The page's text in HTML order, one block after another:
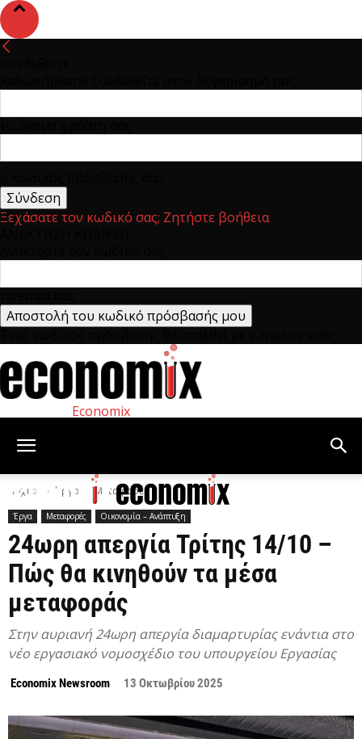
Ξεχάσατε τον κωδικό σας; Ζητήστε βοήθεια
Economix
Αρχική Έργα Μεταφορές
Έργα Μεταφορές Οικονομία – Ανάπτυξη
24ωρη απεργία Τρίτης 14/10 –
Πώς θα κινηθούν τα μέσα
μεταφοράς
Στην αυριανή 24ωρη απεργία διαμαρτυρίας ενάντια στο
νέο εργασιακό νομοσχέδιο του υπουργείου Εργασίας
Economix Newsroom 13 Οκτωβρίου 2025